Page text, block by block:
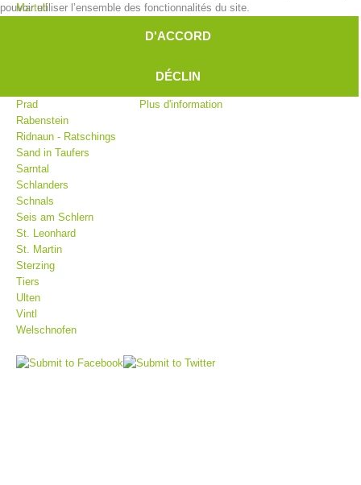
Centres de secours
Martell
Prad
Rabenstein
Ridnaun - Ratschings
Sand in Taufers
Sarntal
Schlanders
Schnals
Seis am Schlern
St. Leonhard
St. Martin
Sterzing
Tiers
Ulten
Vintl
Welschnofen
pouvoir utiliser l’ensemble des fonctionnalités du site.
D'ACCORD
DÉCLIN
Plus d'information